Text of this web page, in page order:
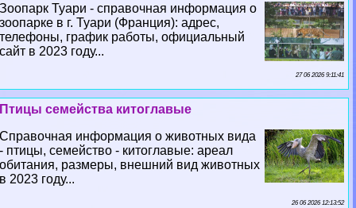
Зоопарк Туари - справочная информация о
зоопарке в г. Туари (Франция): адрес,
телефоны, график работы, официальный
сайт в 2023 году...
27 06 2026 9:11:41
Птицы семейства китоглавые
Справочная информация о животных вида
- птицы, семейство - китоглавые: ареал
обитания, размеры, внешний вид животных
в 2023 году...
26 06 2026 12:13:52